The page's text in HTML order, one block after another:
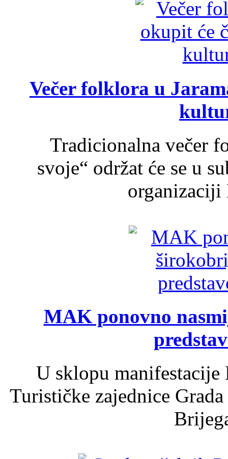
Večer folklora u
Tradicionalna večer
svoje“ održat će se u
organizaciji
MAK ponovno
U sklopu
Turističke zajednice